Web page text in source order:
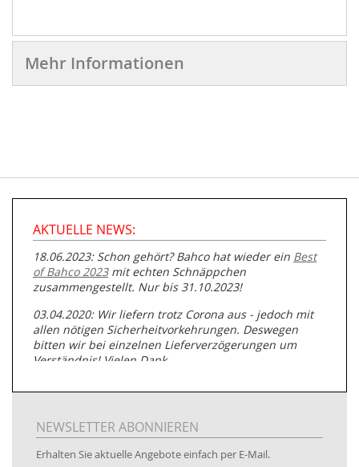
Mehr Informationen
AKTUELLE NEWS:
18.06.2023: Schon gehört? Bahco hat wieder ein Best
of Bahco 2023mit echten Schnäppchen
zusammengestellt. Nur bis 31.10.2023!
03.04.2020: Wir liefern trotz Corona aus - jedoch mit
allen nötigen Sicherheitvorkehrungen. Deswegen
bitten wir bei einzelnen Lieferverzögerungen um
Verständnis! Vielen Dank.
05.07.2019: Neuester Zugang zu unserer
Rohrbearbeitung
01.06.2019: Individuell
bedruckte Kabeltrommeln
www.kabeltrommeln-versand.de/Kabelbedruckung
NEWSLETTER ABONNIEREN
Erhalten Sie aktuelle Angebote einfach per E-Mail.